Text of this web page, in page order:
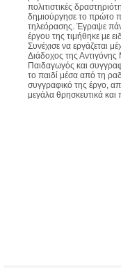
πολιτιστικές
δημιούργησε το πρώτο
τηλεόρασης. Έγραψε
έργου της τιμήθηκε με
Συνέχισε να εργάζεται
Διάδοχος της
Παιδαγωγός και
το παιδί μέσα από τη
συγγραφικό της έργο,
μεγάλα θρησκευτικά και